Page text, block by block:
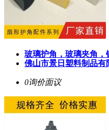
玻璃护角，玻璃夹角，
佛山市景日塑料制品有
0询价面议